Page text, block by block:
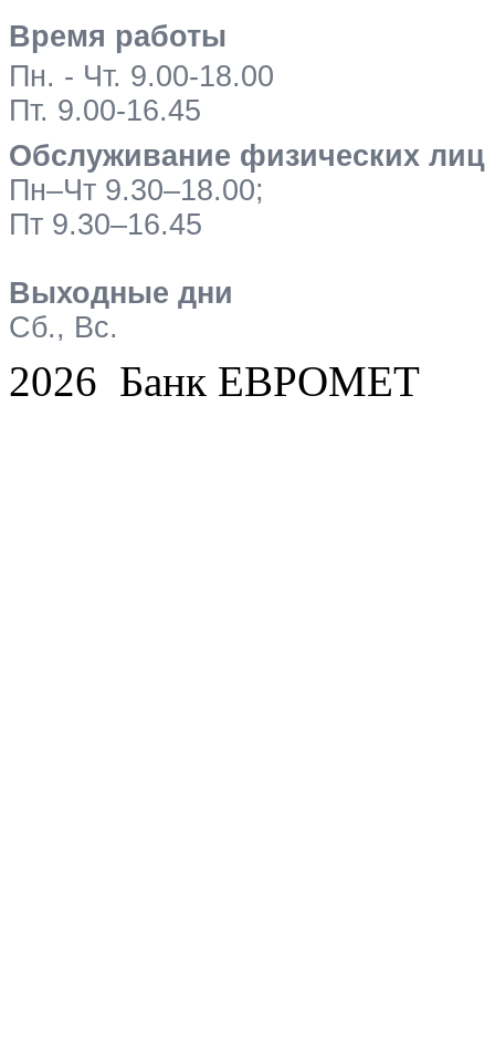
Время работы
Пн. - Чт. 9.00-18.00
Пт. 9.00-16.45
Обслуживание физических лиц
Пн–Чт 9.30–18.00;
Пт 9.30–16.45
Выходные дни
Сб., Вс.
2026 Банк ЕВРОМЕТ